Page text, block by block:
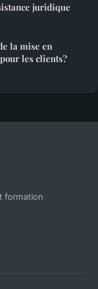
juridique
la mise en
les clients?
formation